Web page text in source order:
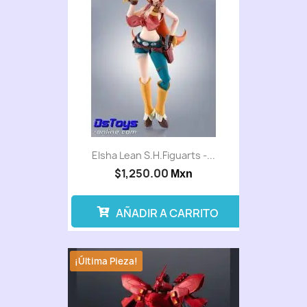
Elsha Lean S.H.Figuarts -...
$1,250.00 Mxn
AÑADIR A CARRITO
¡Última Pieza!